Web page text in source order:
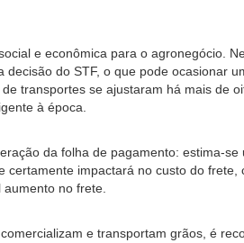
e econômica para o agronegócio.
do STF, o que pode ocasionar
transportes se ajustaram há mais de
à época.
da folha de pagamento: estima-
impactará no custo do
no frete.
e transportam grãos, é